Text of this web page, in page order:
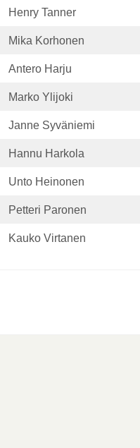
Henry Tanner
Mika Korhonen
Antero Harju
Marko Ylijoki
Janne Syväniemi
Hannu Harkola
Unto Heinonen
Petteri Paronen
Kauko Virtanen